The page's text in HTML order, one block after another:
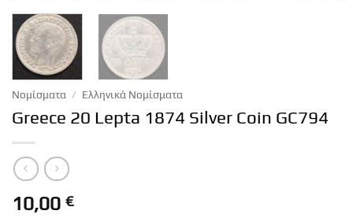
Νομίσματα / Ελληνικά Νομίσματα
Greece 20 Lepta 1874 Silver Coin GC794
10,00 €